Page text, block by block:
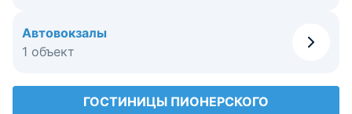
Автовокзалы
1 объект
ГОСТИНИЦЫ ПИОНЕРСКОГО